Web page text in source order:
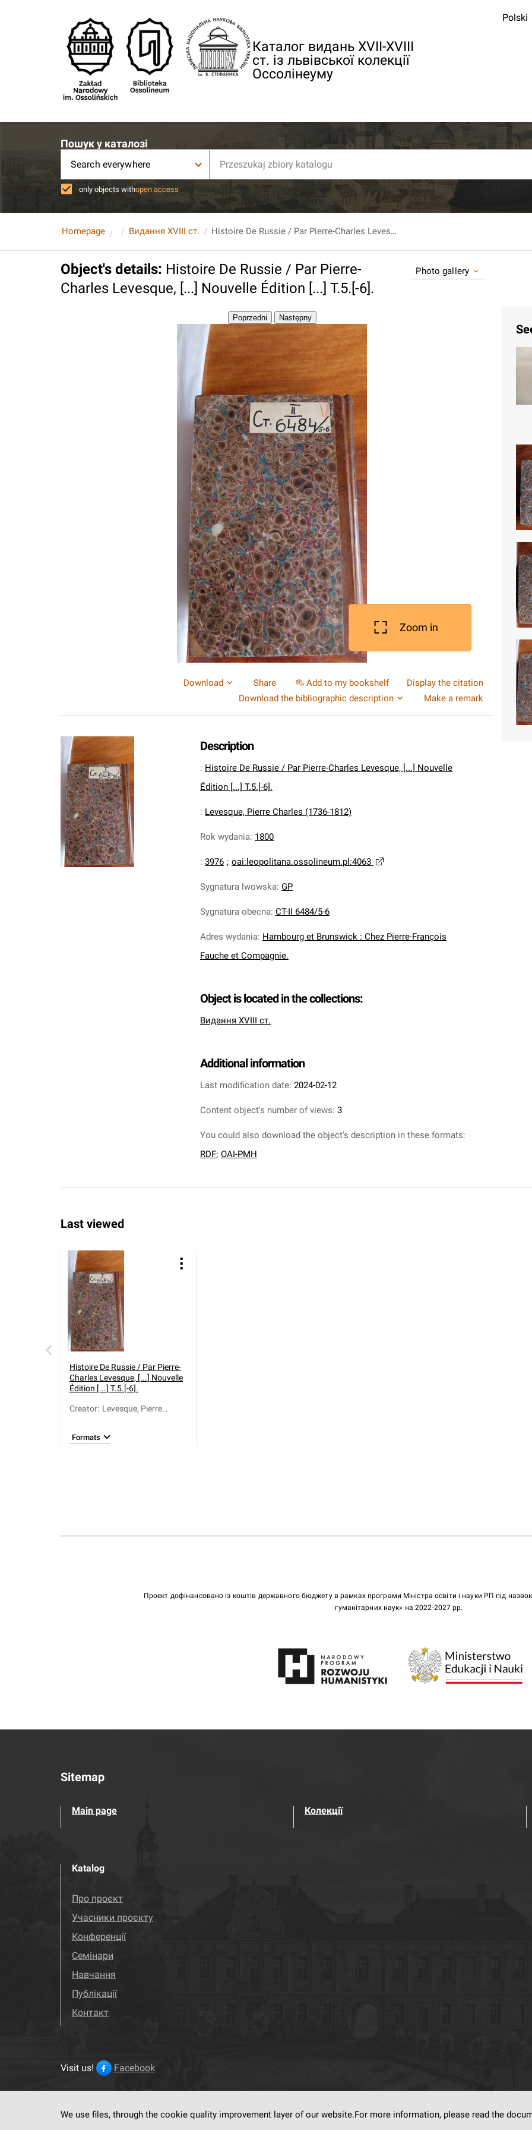
Каталог видань XVII-XVIII
ст. із львівської колекції
Оссолінеуму
Polski
Пошук у каталозі
Search everywhere
only objects withopen access
Homepage Видання XVIII ст. Histoire De Russie / Par Pierre-Charles Levesque, [...] Nouvelle Édition [...] T.5.[-6].
Object's details: Histoire De Russie / Par Pierre-
Charles Levesque, [...] Nouvelle Édition [...] T.5.[-6].
Photo gallery
Zoom in
Download Share Add to my bookshelf
Display the citation
Download the bibliographic description
Make a remark
Description
: Histoire De Russie / Par Pierre-Charles Levesque, [...] Nouvelle
Édition [...] T.5.[-6].
: Levesque, Pierre Charles (1736-1812)
Rok wydania: 1800
: 3976 ; oai:leopolitana.ossolineum.pl:4063
Sygnatura lwowska: GP
Sygnatura obecna: CT-II 6484/5-6
Adres wydania: Hambourg et Brunswick : Chez Pierre-François
Fauche et Compagnie.
Object is located in the collections:
Видання XVIII ст.
Additional information
Last modification date: 2024-02-12
Content object's number of views: 3
You could also download the object's description in these formats:
RDF; OAI-PMH
Last viewed
Histoire De Russie / Par Pierre-
Charles Levesque, [...] Nouvelle
Édition [...] T.5.[-6].
Creator: Levesque, Pierre
Formats
Проєкт дофінансовано із коштів державного бюджету в рамках програми Міністра освіти і науки РП під
гуманітарних наук» на 2022-2027 рр.
Sitemap
Main page Колекції
Katalog
Про проєкт
Учасники проєкту
Конференції
Семінари
Навчання
Публікації
Контакт
Visit us! Facebook
This service runs ondLibra6.4.18-SNAPSHOTsoftware created byPoznan Supercomputing and
We use files, through the cookie quality improvement layer of our website.For more information, please read the